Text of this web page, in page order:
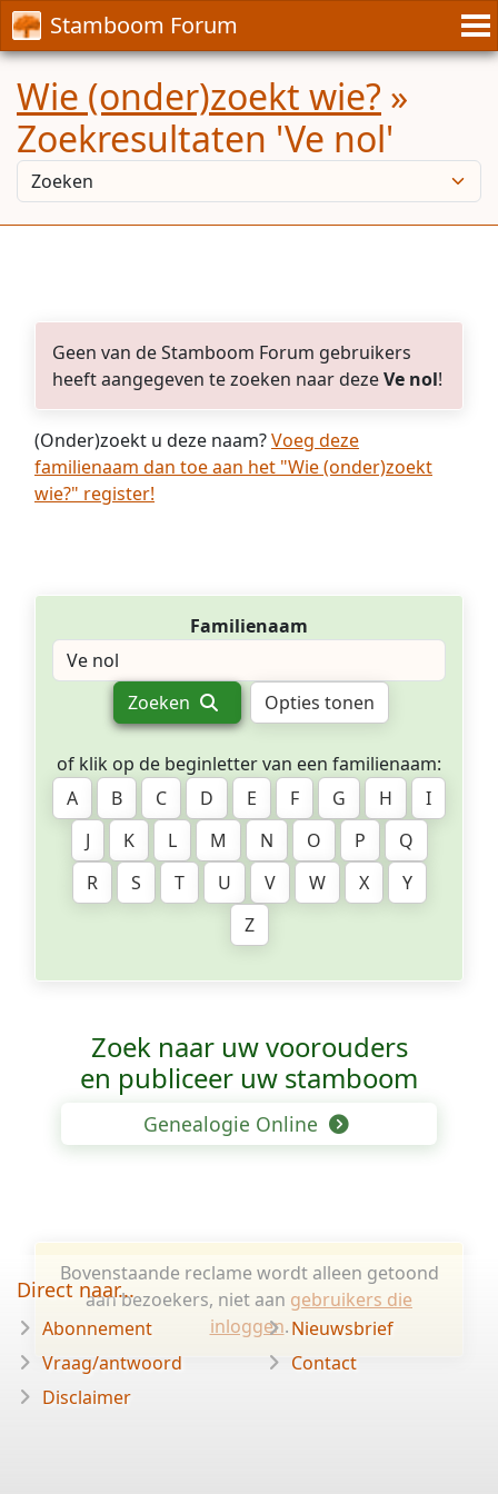
Stamboom Forum
Wie (onder)zoekt wie? »
Zoekresultaten 'Ve nol'
Geen van de Stamboom Forum gebruikers
heeft aangegeven te zoeken naar dezeVe nol!
(Onder)zoekt u deze naam?Voeg deze
familienaam dan toe aan het "Wie (onder)zoekt
wie?" register!
Familienaam
Zoeken Opties tonen
of klik op de beginletter van een familienaam:
A
B C D E F G H
I
J
K L M N O P
Q
R
S T U V W X
Y
Z
Zoek naar uw voorouders
en publiceer uw stamboom
Genealogie Online
Bovenstaande reclame wordt alleen getoond
aan bezoekers, niet aan gebruikers die
inloggen.
Direct naar...
Abonnement
Vraag/antwoord
Disclaimer
Nieuwsbrief
Contact